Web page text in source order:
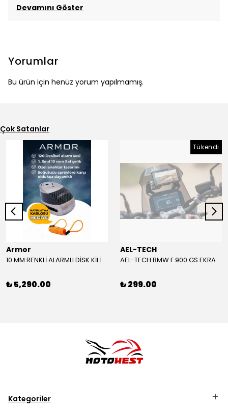
Devamını Göster
Yorumlar
Bu ürün için henüz yorum yapılmamış.
Çok Satanlar
Armor
10 MM RENKLİ ALARMLI DİSK KİLİDİ YENİ VERSİYON
₺ 5,290.00
Tükendi
AEL-TECH
AEL-TECH BMW F 900 GS EKRAN/GÖSTERGE KORUYUCU 2024-2025
₺ 299.00
Kategoriler